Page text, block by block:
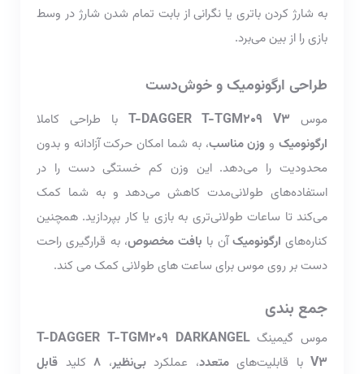
به شارژ کردن باتری یا نگرانی از بابت تمام شدن شارژ در وسط
بازی را از بین می‌برد.
طراحی ارگونومیک و خوش‌دست
موس T-DAGGER T-TGM209 V3 با طراحی کاملا
ارگونومیکو وزن مناسب، به شما امکان حرکت آزادانه و بدون
محدودیت را می‌دهد. این وزن کم خستگی دست را در
استفاده‌های طولانی‌مدت کاهش می‌دهد و به شما کمک
می‌کند تا ساعات طولانی‌تری به بازی یا کار بپردازید. همچنین
کناره‌های ارگونومیکآن با بافت مخصوص، به قرارگیری راحت
دست بر روی موس برای ساعت های طولانی کمک می کند.
جمع بندی
موس گیمینگ T-DAGGER T-TGM209 DARKANGEL
V3 با قابلیت‌هایمتعدد، عملکردبی‌نظیر، 8 کلید قابل